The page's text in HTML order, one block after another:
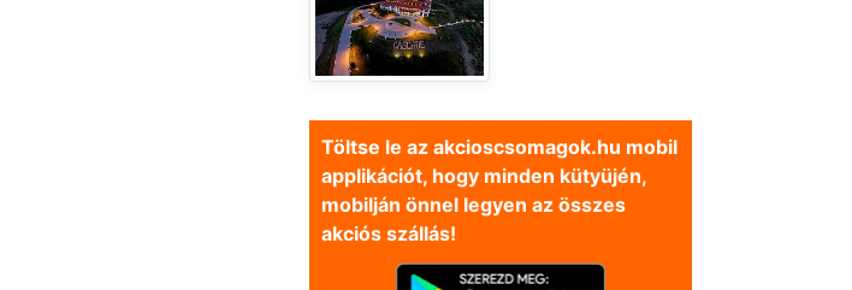
Töltse le az akcioscsomagok.hu mobil
applikációt, hogy minden kütyüjén,
mobilján önnel legyen az összes
akciós szállás!